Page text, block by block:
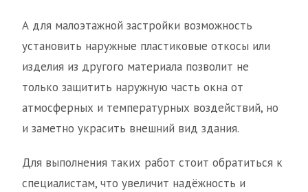
А для малоэтажной застройки возможность
установить наружные пластиковые откосы или
изделия из другого материала позволит не
только защитить наружную часть окна от
атмосферных и температурных воздействий, но
и заметно украсить внешний вид здания.
Для выполнения таких работ стоит обратиться к
специалистам, что увеличит надёжность и